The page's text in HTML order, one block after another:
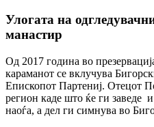
Улогата на
манастир
Од 2017 година во
караманот се вклучува
Епископот Партениј. Отецот
регион каде што ќе ги заведе
наоѓа, а дел ги симнува во